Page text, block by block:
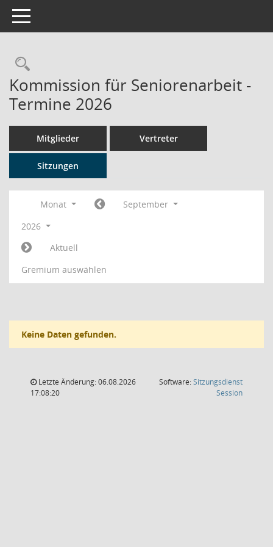
Toggle navigation
Rechercheauswahl
Kommission für Seniorenarbeit -
Termine 2026
Mitglieder Vertreter
Sitzungen
Monat
September
2026
Aktuell
Gremium auswählen
Keine Daten gefunden.
Letzte Änderung: 06.08.2026
17:08:20
Software:Sitzungsdienst
Session(Wird in